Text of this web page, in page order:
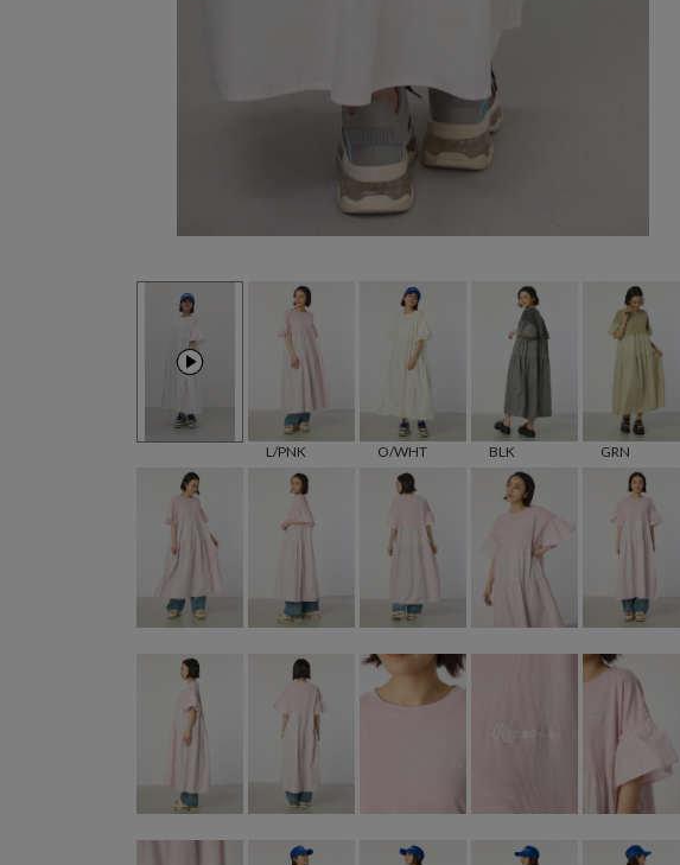
L/PNK O/WHT BLK GRN